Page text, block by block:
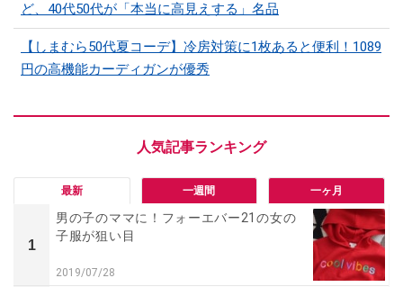
ど、40代50代が「本当に高見えする」名品
【しまむら50代夏コーデ】冷房対策に1枚あると便利！1089
円の高機能カーディガンが優秀
最新 一週間 一ヶ月
1
男の子のママに！フォーエバー21の女の
子服が狙い目
2019/07/28